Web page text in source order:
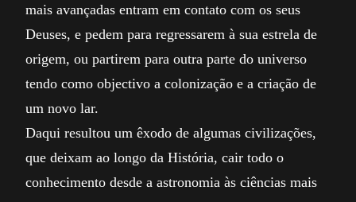
mais avançadas entram em contato com os seus
Deuses, e pedem para regressarem à sua estrela de
origem, ou partirem para outra parte do universo
tendo como objectivo a colonização e a criação de
um novo lar.
Daqui resultou um êxodo de algumas civilizações,
que deixam ao longo da História, cair todo o
conhecimento desde a astronomia às ciências mais